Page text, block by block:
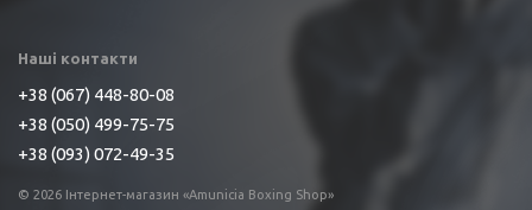
Наші контакти
+38 (067) 448-80-08
+38 (050) 499-75-75
+38 (093) 072-49-35
© 2026 Інтернет-магазин «Amunicia Boxing Shop»